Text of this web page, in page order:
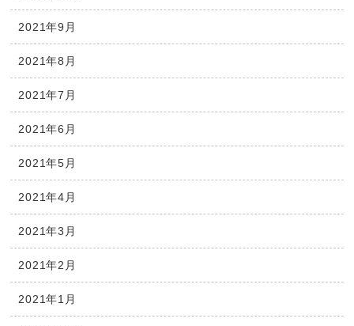
2021年9月
2021年8月
2021年7月
2021年6月
2021年5月
2021年4月
2021年3月
2021年2月
2021年1月